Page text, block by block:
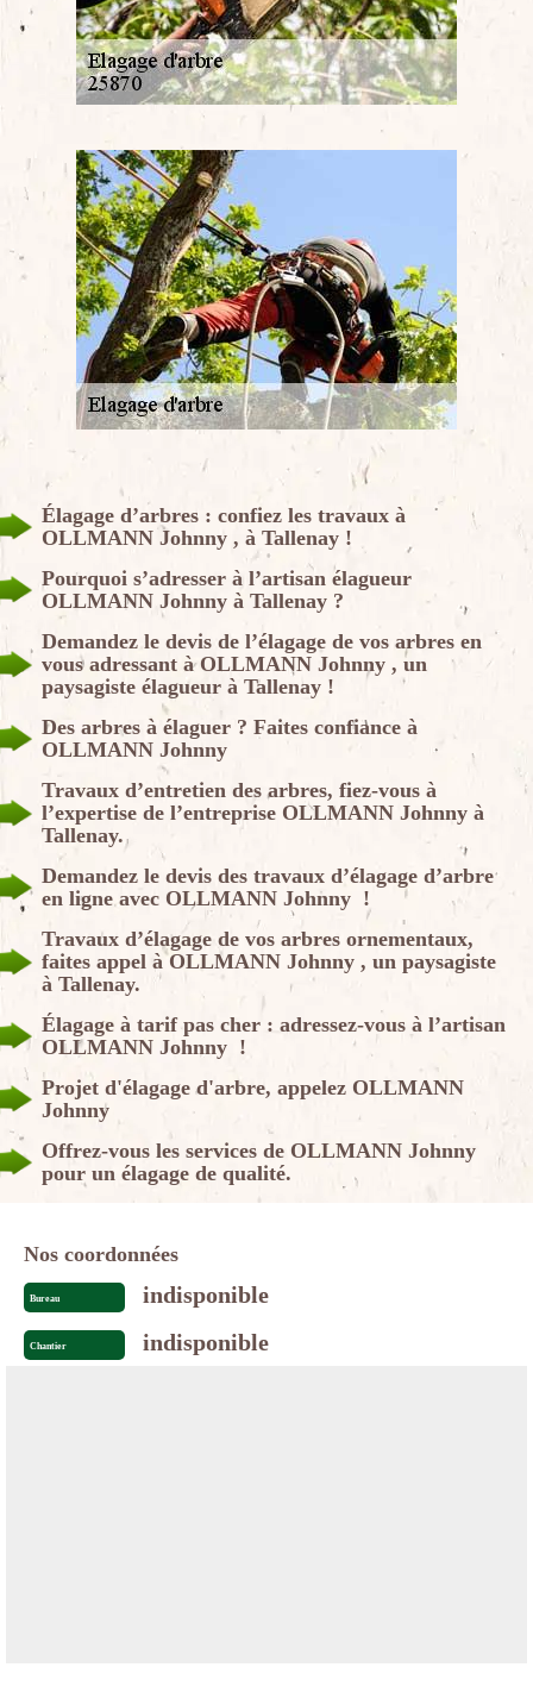
Élagage d’arbres : confiez les travaux à
OLLMANN Johnny , à Tallenay !
Pourquoi s’adresser à l’artisan élagueur
OLLMANN Johnny à Tallenay ?
Demandez le devis de l’élagage de vos arbres en
vous adressant à OLLMANN Johnny , un
paysagiste élagueur à Tallenay !
Des arbres à élaguer ? Faites confiance à
OLLMANN Johnny
Travaux d’entretien des arbres, fiez-vous à
l’expertise de l’entreprise OLLMANN Johnny à
Tallenay.
Demandez le devis des travaux d’élagage d’arbre
en ligne avec OLLMANN Johnny !
Travaux d’élagage de vos arbres ornementaux,
faites appel à OLLMANN Johnny , un paysagiste
à Tallenay.
Élagage à tarif pas cher : adressez-vous à l’artisan
OLLMANN Johnny !
Projet d'élagage d'arbre, appelez OLLMANN
Johnny
Offrez-vous les services de OLLMANN Johnny
pour un élagage de qualité.
Nos coordonnées
Bureau indisponible
Chantier indisponible